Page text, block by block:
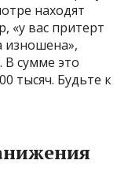
находят
«у вас притерт
изношена»,
сумме это
тысяч. Будьте к